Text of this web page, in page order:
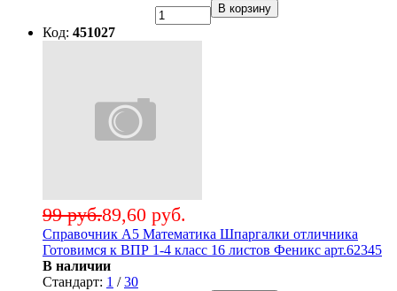
В корзину
Код: 451027
89,60 руб.
99 руб.
Справочник А5 Математика Шпаргалки отличника
Готовимся к ВПР 1-4 класс 16 листов Феникс арт.62345
В наличии
Стандарт: 1 /30